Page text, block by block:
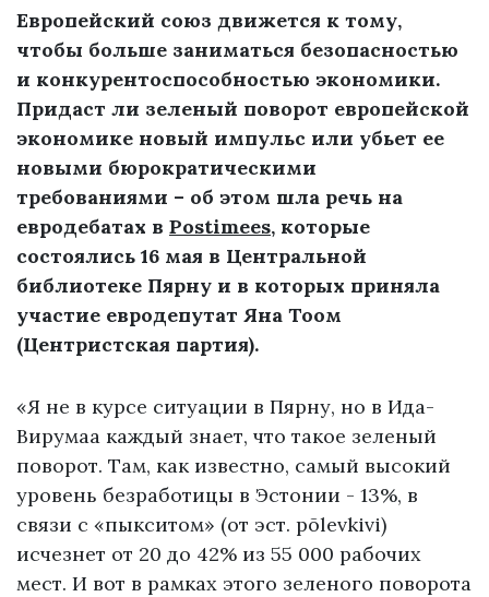
Европейский союз движется к тому,
чтобы больше заниматься безопасностью
и конкурентоспособностью экономики.
Придаст ли зеленый поворот европейской
экономике новый импульс или убьет ее
новыми бюрократическими
требованиями – об этом шла речь на
евродебатах в Postimees, которые
состоялись 16 мая в Центральной
библиотеке Пярну и в которых приняла
участие евродепутат Яна Тоом
(Центристская партия).
«Я не в курсе ситуации в Пярну, но в Ида-
Вирумаа каждый знает, что такое зеленый
поворот. Там, как известно, самый высокий
уровень безработицы в Эстонии - 13%, в
связи с «пыкситом» (от эст. põlevkivi)
исчезнет от 20 до 42% из 55 000 рабочих
мест. И вот в рамках этого зеленого поворота